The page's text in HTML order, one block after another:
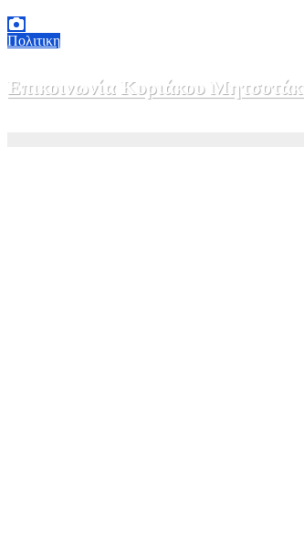
Πολιτικη
Επικοινωνία Κυριάκου